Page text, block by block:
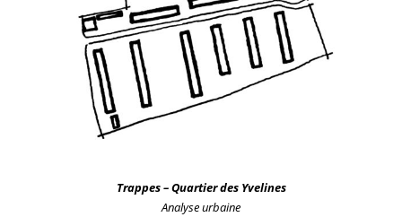
Trappes – Quartier des Yvelines
Analyse urbaine